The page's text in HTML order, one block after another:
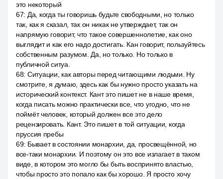
это некоторый
67: Да, когда ты говоришь будьте свободными, но только
так, как я сказал, так он никак не утверждает, так он
напрямую говорит, что такое совершеннолетие, как оно
выглядит и как его надо достигать. Кан говорит, пользуйтесь
собственным разумом. Да, но только. Но только в
публичной ситуа.
68: Ситуации, как авторы перед читающими людьми. Ну
смотрите, я думаю, здесь как бы нужно просто указать на
исторический контекст. Кант это пишет не в наше время,
когда писать можно практически все, что угодно, что не
поймёт человек, который должен все это дело
рецензировать. Кант. Это пишет в той ситуации, когда
пруссия пребы
69: Бывает в состоянии монархии, да, просвещённой, но
все-таки монархии. И поэтому он это все излагает в таком
виде, в котором это могло бы быть воспринято властью,
чтобы просто это попало как бы хорошо. Я просто хочу